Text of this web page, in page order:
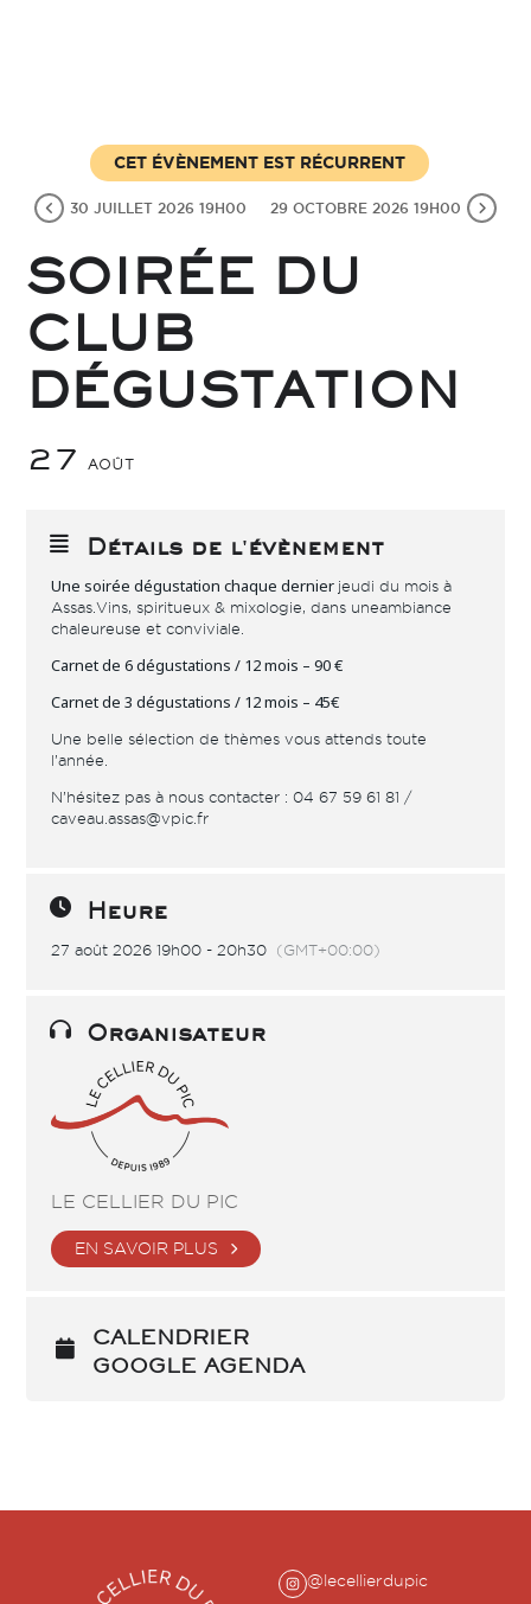
CET ÉVÈNEMENT EST RÉCURRENT
30 JUILLET 2026 19H00 29 OCTOBRE 2026 19H00
SOIRÉE DU
CLUB
DÉGUSTATION
27 AOÛT
Détails de l'évènement
Une soirée dégustation chaque dernier jeudi du mois à
Assas. Vins, spiritueux & mixologie, dans une ambiance
chaleureuse et conviviale.
Carnet de 6 dégustations / 12 mois – 90 €
Carnet de 3 dégustations / 12 mois – 45€
Une belle sélection de thèmes vous attends toute
l’année.
N’hésitez pas à nous contacter : 04 67 59 61 81 /
caveau.assas@vpic.fr
Heure
27 août 2026 19h00 - 20h30 (GMT+00:00)
Organisateur
LE CELLIER DU PIC
EN SAVOIR PLUS
CALENDRIER
GOOGLE AGENDA
@lecellierdupic